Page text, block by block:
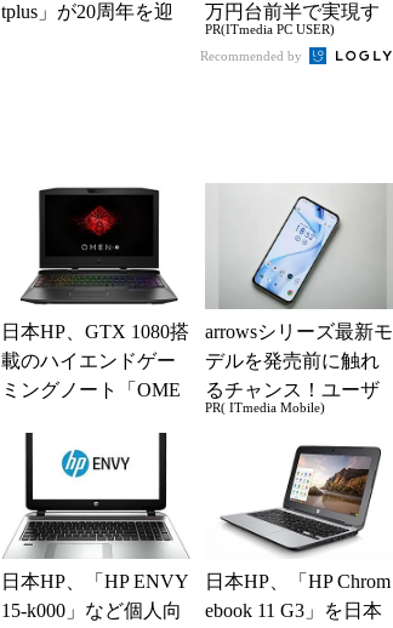
tplus」が20周年を迎
万円台前半で実現す
る快適PCライフ
PR(ITmedia PC USER)
Recommended by
日本HP、GTX 1080搭
載のハイエンドゲー
ミングノート「OME
arrowsシリーズ最新モ
デルを発売前に触れ
るチャンス！ユーザ
ー座談会開催
PR( ITmedia Mobile)
日本HP、「HP ENVY
15-k000」など個人向
日本HP、「HP Chrom
ebook 11 G3」を日本